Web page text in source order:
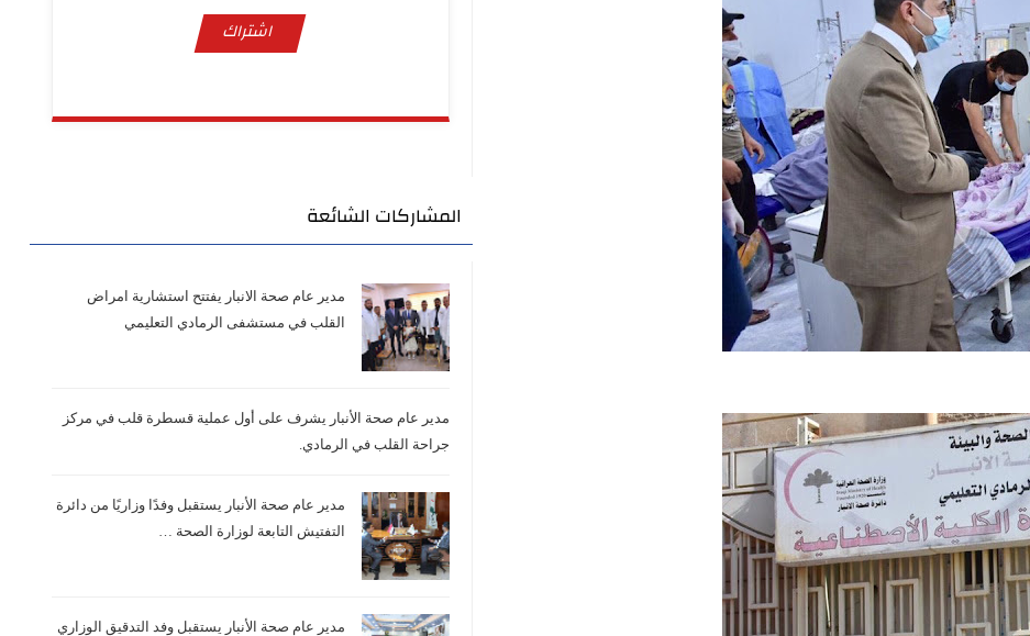
اشتراك
المشاركات الشائعة
مدير عام صحة الانبار يفتتح استشارية امراض
القلب في مستشفى الرمادي التعليمي
مدير عام صحة الأنبار يشرف على أول عملية قسطرة قلب في مركز
جراحة القلب في الرمادي.
مدير عام صحة الأنبار يستقبل وفدًا وزاريًا من دائرة
التفتيش التابعة لوزارة الصحة …
مدير عام صحة الأنبار يستقبل وفد التدقيق الوزاري